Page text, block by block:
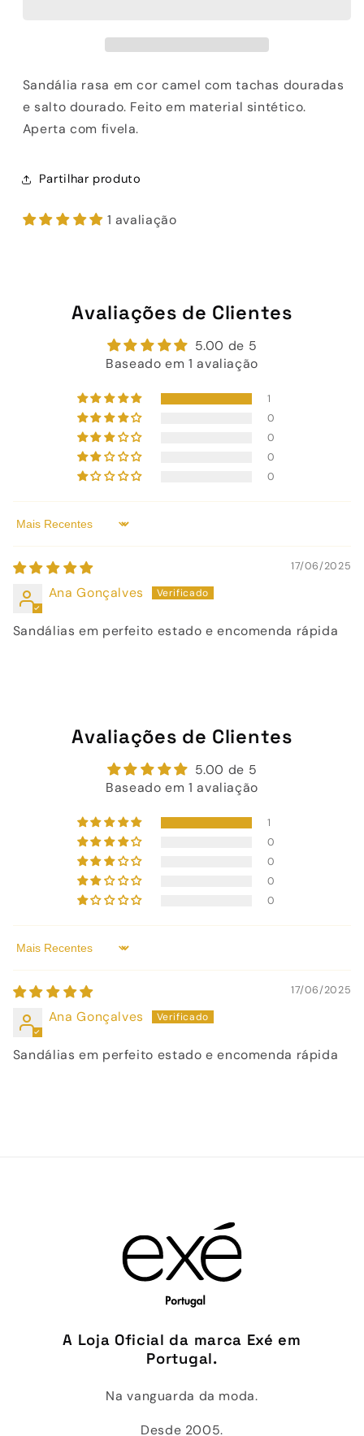
Sandália rasa em cor camel com tachas douradas
e salto dourado. Feito em material sintético.
Aperta com fivela.
Partilhar produto
1 avaliação
Avaliações de Clientes
5.00 de 5
Baseado em 1 avaliação
1
0
0
0
0
Sort by
17/06/2025
Ana Gonçalves
Sandálias em perfeito estado e encomenda rápida
Avaliações de Clientes
5.00 de 5
Baseado em 1 avaliação
1
0
0
0
0
Sort by
17/06/2025
Ana Gonçalves
Sandálias em perfeito estado e encomenda rápida
A Loja Oficial da marca Exé em
Portugal.
Na vanguarda da moda.
Desde 2005.